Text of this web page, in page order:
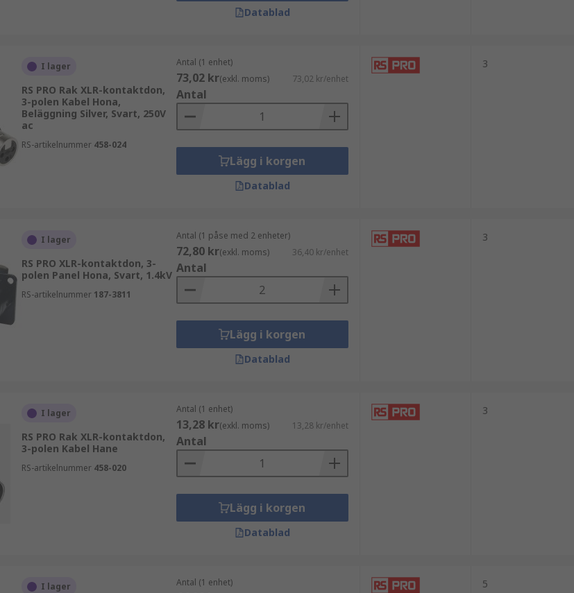
för mikrofon, signal eller annan tillämpning. Kontrollera därefter om kontakten
gäller. För professionella ljudmiljöer är även låsmekanism och skärmning viktiga
kombinerar verifierad kvalitet, stabil prestanda och konkurrenskraftigt pris,
och teknisk expertis. Utforska våra XLR-kontakter och välj en lösning som passar
Datablad
I lager
RS PRO Rak XLR-kontaktdon,
3-polen Kabel Hona,
Beläggning Silver, Svart, 250V
ac
RS-artikelnummer 458-024
Antal (1 enhet)
73,02 kr(exkl. moms) 73,02 kr/enhet
Antal
Lägg i korgen
Datablad
3
I lager
RS PRO XLR-kontaktdon, 3-
polen Panel Hona, Svart, 1.4kV
RS-artikelnummer 187-3811
Antal (1 påse med 2 enheter)
72,80 kr(exkl. moms) 36,40 kr/enhet
Antal
Lägg i korgen
Datablad
3
I lager
RS PRO Rak XLR-kontaktdon,
3-polen Kabel Hane
RS-artikelnummer 458-020
Antal (1 enhet)
13,28 kr(exkl. moms) 13,28 kr/enhet
Antal
Lägg i korgen
Datablad
3
I lager Antal (1 enhet) 5